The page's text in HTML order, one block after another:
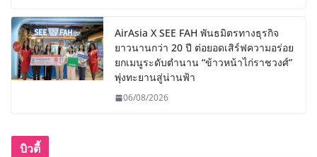
AirAsia X SEE FAH พันธมิตรทางธุรกิจ
ยาวนานกว่า 20 ปี ต่อยอดเสิร์ฟความอร่อย
ยกเมนูระดับตำนาน “ข้าวหน้าไก่ราชวงศ์”
พุ่งทะยานสู่น่านฟ้า
06/08/2026
บิวตี้